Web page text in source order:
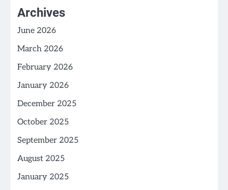
Archives
June 2026
March 2026
February 2026
January 2026
December 2025
October 2025
September 2025
August 2025
January 2025